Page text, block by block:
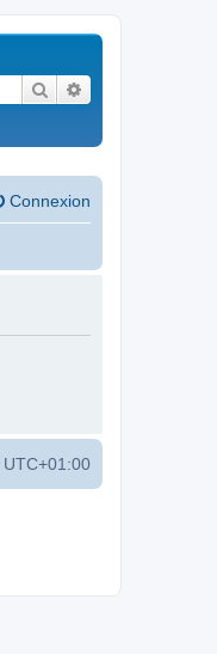
Rechercher
Connexion
UTC+01:00